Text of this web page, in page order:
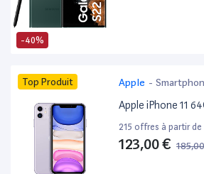
-40%
Top Produit Apple -
Apple iPhone 11
215 offres à partir de
123,00 €